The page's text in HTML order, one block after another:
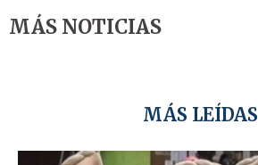
MÁS NOTICIAS
MÁS LEÍDAS